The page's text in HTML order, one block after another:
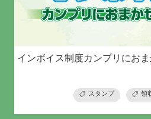
インボイス制度カンプリにお
スタンプ 領